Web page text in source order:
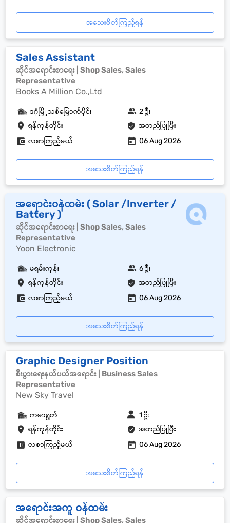
အသေးစိတ်ကြည့်ရန်
Sales Assistant
ဆိုင်အရောင်းစာရေး | Shop Sales, Sales
Representative
Books A Million Co.,Ltd
ရန်ကုန်တိုင်း အတည်ပြုပြီး
ဒဂုံမြို့သစ်မြောက်ပိုင်း 2 ဦး
လစာကြည့်မယ် 06 Aug 2026
အသေးစိတ်ကြည့်ရန်
အရောင်းဝန်ထမ်း ( Solar /Inverter /
Battery )
ဆိုင်အရောင်းစာရေး | Shop Sales, Sales
Representative
Yoon Electronic
ရန်ကုန်တိုင်း အတည်ပြုပြီး
မရမ်းကုန်း 6 ဦး
လစာကြည့်မယ် 06 Aug 2026
အသေးစိတ်ကြည့်ရန်
Graphic Designer Position
စီးပွားရေးနယ်ပယ်အရောင်း | Business Sales
Representative
New Sky Travel
ရန်ကုန်တိုင်း အတည်ပြုပြီး
ကမာရွတ် 1 ဦး
လစာကြည့်မယ် 06 Aug 2026
အသေးစိတ်ကြည့်ရန်
အရောင်းအကူ ဝန်ထမ်း
ဆိုင်အရောင်းစာရေး | Shop Sales, Sales